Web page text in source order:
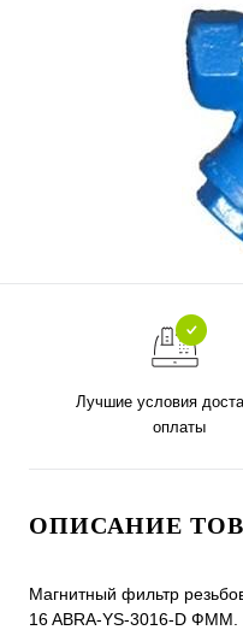
Лучшие условия
оплаты
ОПИСАНИЕ
Магнитный фильтр
16 ABRA-YS-3016-D ФММ.